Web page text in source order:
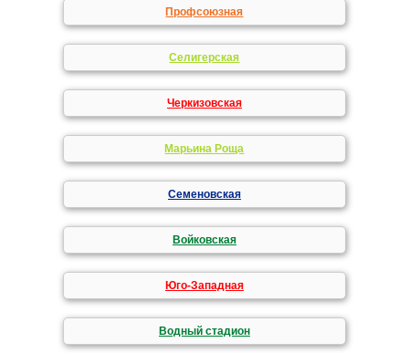
Профсоюзная
Селигерская
Черкизовская
Марьина Роща
Семеновская
Войковская
Юго-Западная
Водный стадион